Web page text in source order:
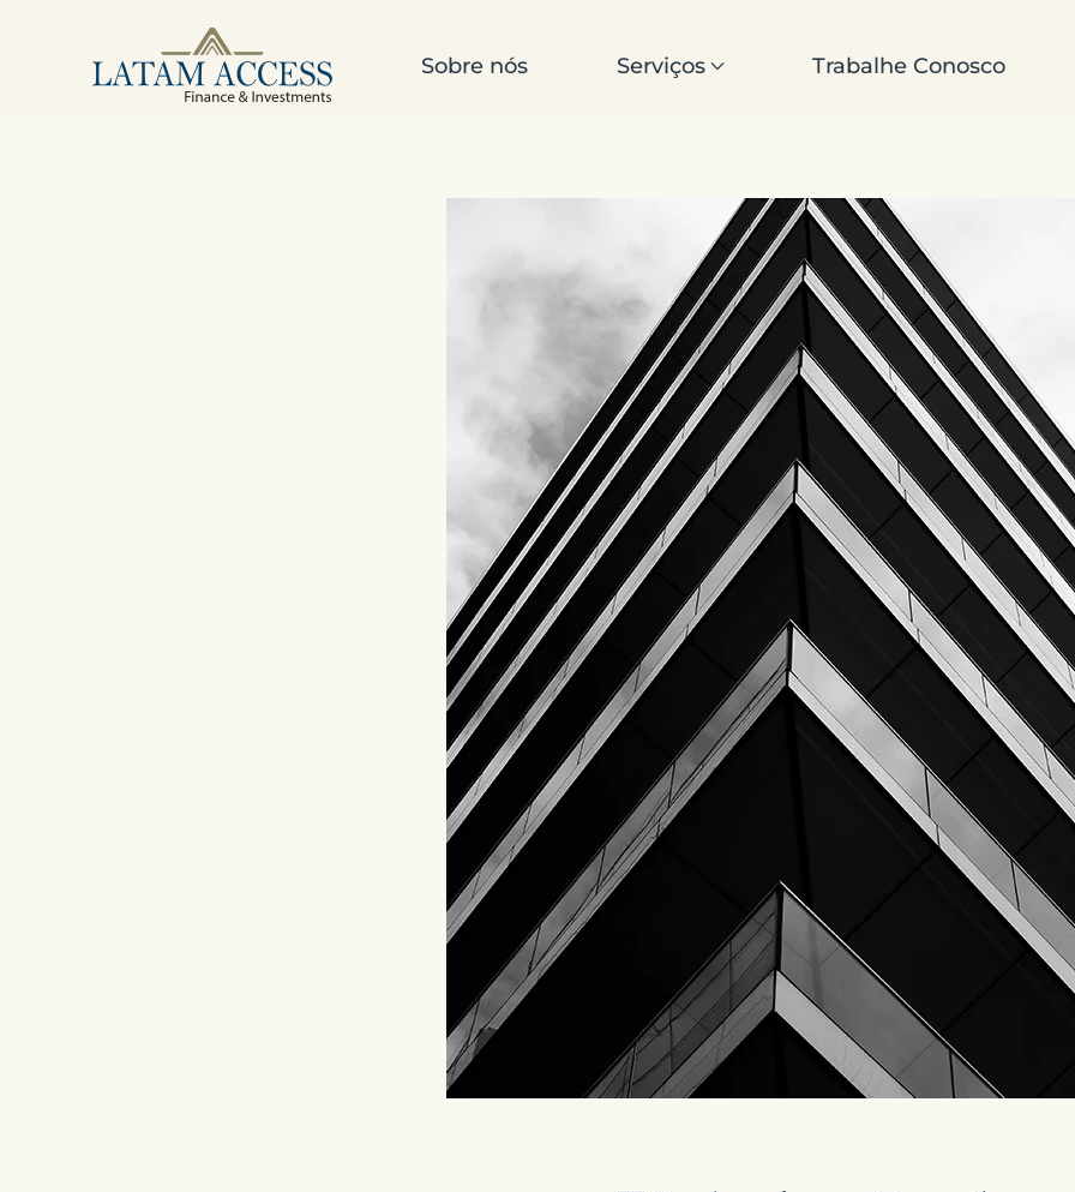
Skip to main content Sobre nós Serviços Trabalhe Conosco